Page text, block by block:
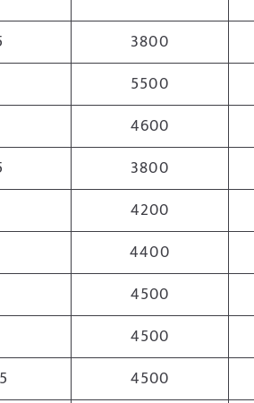
3800
5500
4600
3800
4200
4400
4500
4500
4500